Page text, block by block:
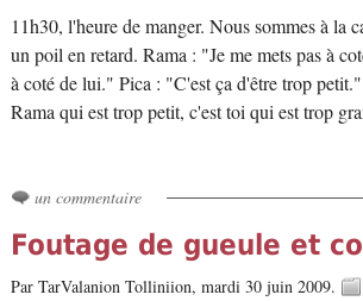
11h30, l'heure de manger. Nous sommes à la
un poil en retard. Rama : "Je me mets pas à
à coté de lui." Pica : "C'est ça d'être trop
Rama qui est trop petit, c'est toi qui est trop
un commentaire
Foutage de gueule et
Par TarValanion Tolliniion, mardi 30 juin 2009.